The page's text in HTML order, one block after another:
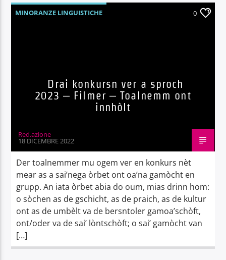
MINORANZE LINGUISTICHE 0
Drai konkursn ver a sproch
2023 – Filmer – Toalnemm ont
innhòlt
Red.azione
18 DICEMBRE 2022
Der toalnemmer mu ogem ver en konkurs nèt
mear as a sai’nega òrbet ont oa’na gamòcht en
grupp. An iata òrbet abia do oum, mias drinn hom:
o sòchen as de gschicht, as de praich, as de kultur
ont as de umbèlt va de bersntoler gamoa’schòft,
ont/oder va de sai’ lòntschòft; o sai’ gamòcht van
[…]